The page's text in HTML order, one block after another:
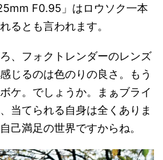
F0.95」はロウソク一本
るとも言われます。
、フォクトレンダーのレンズ
じるのは色のりの良さ。もう
ケ。でしょうか。まぁブライ
当てられる自身は全くありま
己満足の世界ですからね。